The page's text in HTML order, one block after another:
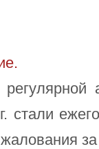
стали
жалования